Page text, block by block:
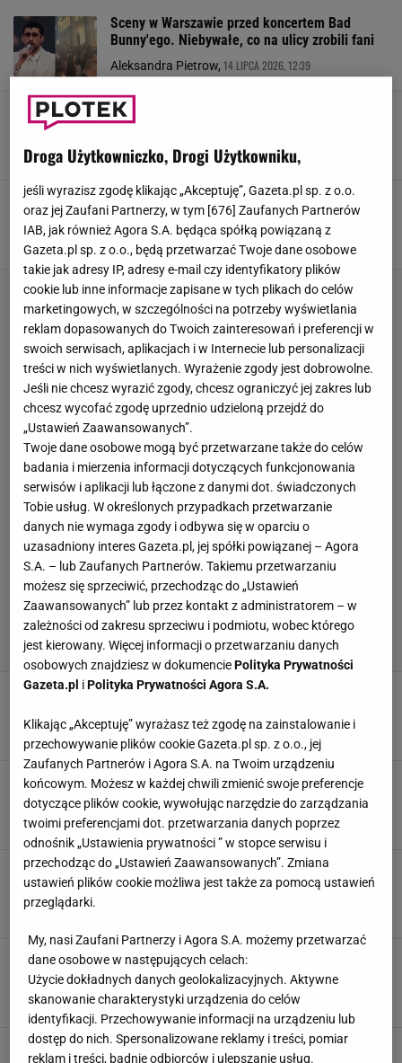
Sceny w Warszawie przed koncertem Bad
Bunny'ego. Niebywałe, co na ulicy zrobili fani
Aleksandra Pietrow, 14 LIPCA 2026, 12:39
Skolim spóźnił się na własny koncert ponad
dwie godziny. Fani nie wytrzymali
Iwona Smyrak,14 CZERWCA 2026, 15:54
Wieniawa podpadła internautom. Tak
zachowała się na filmiku z fanką
Aleksandra Pietrow, 24 KWIETNIA 2026, 20:20
Fani podzieleni zachowaniem i wyglądem
Aleksandra Pietrow,31 MARCA 2026, 06:00
Nietypowy quiz wiedzy. Trzy nazwiska, jedno
imię. Komplet zdobędą fani
Nie do wiary, ile kosztuje bilet na widownię
"Tańca z gwiazdami". Fani od razu zareagowali
Wiśniewski spytany wprost o kryzys w
małżeństwie. Ta odpowiedź nie uciszy plotek
Aleksandra Pietrow,2 LUTEGO 2026, 09:57
Stowarzyszenie fanów Eurowizji reaguje na
Droga Użytkowniczko, Drogi Użytkowniku,
jeśli wyrazisz zgodę klikając „Akceptuję”, Gazeta.pl sp. z o.o.
oraz jej Zaufani Partnerzy, w tym [676] Zaufanych Partnerów
IAB, jak również Agora S.A. będąca spółką powiązaną z
Gazeta.pl sp. z o.o., będą przetwarzać Twoje dane osobowe
takie jak adresy IP, adresy e-mail czy identyfikatory plików
cookie lub inne informacje zapisane w tych plikach do celów
marketingowych, w szczególności na potrzeby wyświetlania
reklam dopasowanych do Twoich zainteresowań i preferencji w
swoich serwisach, aplikacjach i w Internecie lub personalizacji
treści w nich wyświetlanych. Wyrażenie zgody jest dobrowolne.
Jeśli nie chcesz wyrazić zgody, chcesz ograniczyć jej zakres lub
chcesz wycofać zgodę uprzednio udzieloną przejdź do
„Ustawień Zaawansowanych”.
Twoje dane osobowe mogą być przetwarzane także do celów
badania i mierzenia informacji dotyczących funkcjonowania
serwisów i aplikacji lub łączone z danymi dot. świadczonych
Tobie usług. W określonych przypadkach przetwarzanie
danych nie wymaga zgody i odbywa się w oparciu o
uzasadniony interes Gazeta.pl, jej spółki powiązanej – Agora
S.A. – lub Zaufanych Partnerów. Takiemu przetwarzaniu
możesz się sprzeciwić, przechodząc do „Ustawień
Zaawansowanych” lub przez kontakt z administratorem – w
zależności od zakresu sprzeciwu i podmiotu, wobec którego
jest kierowany. Więcej informacji o przetwarzaniu danych
osobowych znajdziesz w dokumenciePolityka Prywatności
Gazeta.pl iPolityka Prywatności Agora S.A.
Klikając „Akceptuję” wyrażasz też zgodę na zainstalowanie i
przechowywanie plików cookie Gazeta.pl sp. z o.o., jej
Zaufanych Partnerów i Agora S.A. na Twoim urządzeniu
końcowym. Możesz w każdej chwili zmienić swoje preferencje
dotyczące plików cookie, wywołując narzędzie do zarządzania
twoimi preferencjami dot. przetwarzania danych poprzez
odnośnik „Ustawienia prywatności ” w stopce serwisu i
przechodząc do „Ustawień Zaawansowanych”. Zmiana
ustawień plików cookie możliwa jest także za pomocą ustawień
przeglądarki.
My, nasi Zaufani Partnerzy i Agora S.A. możemy przetwarzać
dane osobowe w następujących celach:
Użycie dokładnych danych geolokalizacyjnych. Aktywne
skanowanie charakterystyki urządzenia do celów
identyfikacji. Przechowywanie informacji na urządzeniu lub
dostęp do nich. Spersonalizowane reklamy i treści, pomiar
reklam i treści, badnie odbiorców i ulepszanie usług.